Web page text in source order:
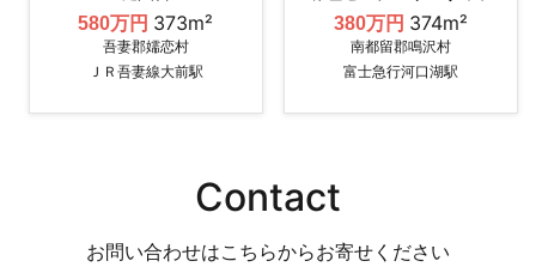
580万円 373m²
吾妻郡嬬恋村
ＪＲ吾妻線大前駅
380万円 374m²
南都留郡鳴沢村
富士急行河口湖駅
Contact
お問い合わせはこちらからお寄せください